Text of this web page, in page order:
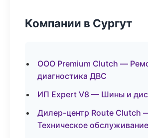
Компании в Сургут
ООО Premium Clutch —
диагностика ДВС
ИП Expert V8 — Шины и
Дилер-центр Route Clutch
Техническое обслуживание